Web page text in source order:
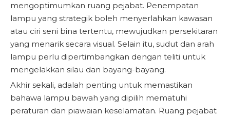
mengoptimumkan ruang pejabat. Penempatan
lampu yang strategik boleh menyerlahkan kawasan
atau ciri seni bina tertentu, mewujudkan persekitaran
yang menarik secara visual. Selain itu, sudut dan arah
lampu perlu dipertimbangkan dengan teliti untuk
mengelakkan silau dan bayang-bayang.
Akhir sekali, adalah penting untuk memastikan
bahawa lampu bawah yang dipilih mematuhi
peraturan dan piawaian keselamatan. Ruang pejabat